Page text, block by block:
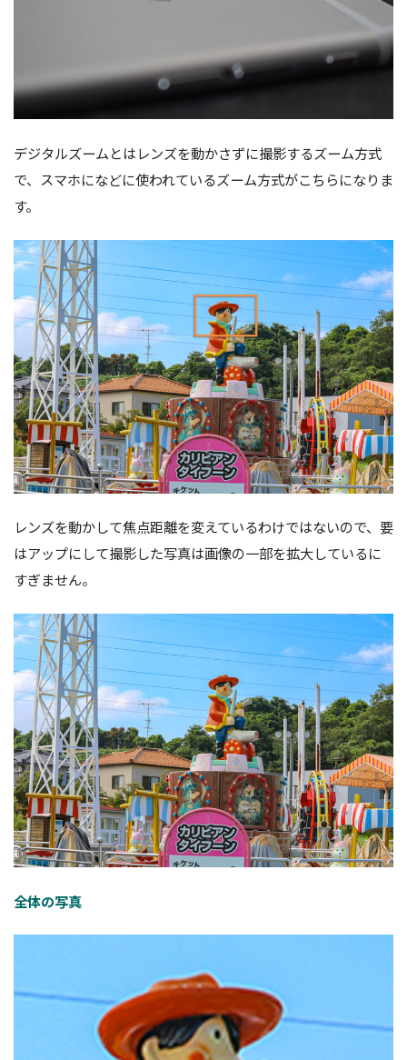
デジタルズームとはレンズを動かさずに撮影するズーム方式
で、スマホになどに使われているズーム方式がこちらになりま
す。
レンズを動かして焦点距離を変えているわけではないので、要
はアップにして撮影した写真は画像の一部を拡大しているに
すぎません。
全体の写真